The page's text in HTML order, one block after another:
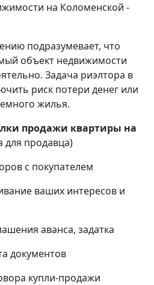
на Коломенской -
подразумевает, что
объект недвижимости
Задача риэлтора в
риск потери денег или
жилья.
продажи квартиры на
для продавца)
с покупателем
ваших интересов и
аванса, задатка
документов
купли-продажи